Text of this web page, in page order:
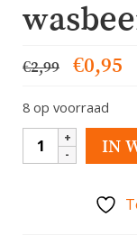
€2,99
was:
€2,99.
€0,95
8 op voorraad
Wenskaart
met
IN